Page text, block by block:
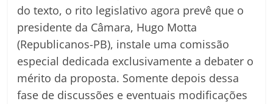
do texto, o rito legislativo agora prevê que o
presidente da Câmara, Hugo Motta
(Republicanos-PB), instale uma comissão
especial dedicada exclusivamente a debater o
mérito da proposta. Somente depois dessa
fase de discussões e eventuais modificações